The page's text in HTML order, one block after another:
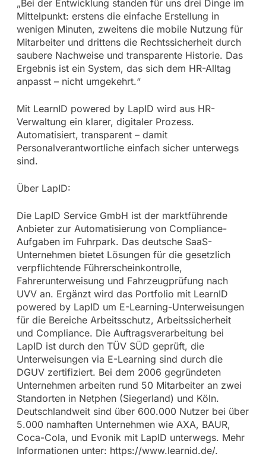
„Bei der Entwicklung standen für uns drei Dinge im
Mittelpunkt: erstens die einfache Erstellung in
wenigen Minuten, zweitens die mobile Nutzung für
Mitarbeiter und drittens die Rechtssicherheit durch
saubere Nachweise und transparente Historie. Das
Ergebnis ist ein System, das sich dem HR-Alltag
anpasst – nicht umgekehrt.“
Mit LearnID powered by LapID wird aus HR-
Verwaltung ein klarer, digitaler Prozess.
Automatisiert, transparent – damit
Personalverantwortliche einfach sicher unterwegs
sind.
Über LapID:
Die LapID Service GmbH ist der marktführende
Anbieter zur Automatisierung von Compliance-
Aufgaben im Fuhrpark. Das deutsche SaaS-
Unternehmen bietet Lösungen für die gesetzlich
verpflichtende Führerscheinkontrolle,
Fahrerunterweisung und Fahrzeugprüfung nach
UVV an. Ergänzt wird das Portfolio mit LearnID
powered by LapID um E-Learning-Unterweisungen
für die Bereiche Arbeitsschutz, Arbeitssicherheit
und Compliance. Die Auftragsverarbeitung bei
LapID ist durch den TÜV SÜD geprüft, die
Unterweisungen via E-Learning sind durch die
DGUV zertifiziert. Bei dem 2006 gegründeten
Unternehmen arbeiten rund 50 Mitarbeiter an zwei
Standorten in Netphen (Siegerland) und Köln.
Deutschlandweit sind über 600.000 Nutzer bei über
5.000 namhaften Unternehmen wie AXA, BAUR,
Coca-Cola, und Evonik mit LapID unterwegs. Mehr
Informationen unter: https://www.learnid.de/.